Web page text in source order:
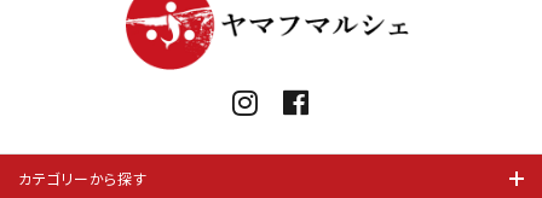
カテゴリーから探す